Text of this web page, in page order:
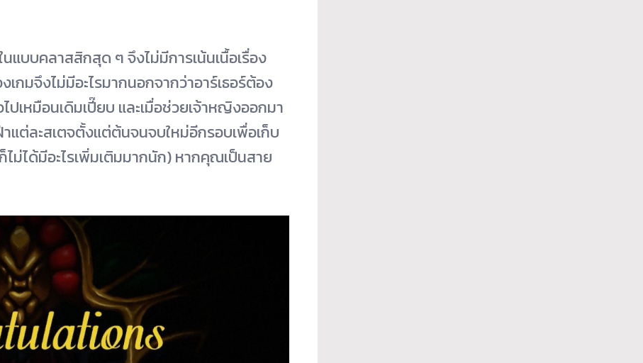
บบคลาสสิกสุด ๆ จึงไม่มีการเน้นเนื้อเรื่อง
กมจึงไม่มีอะไรมากนอกจากว่าอาร์เธอร์ต้อง
เหมือนเดิมเปี๊ยบ และเมื่อช่วยเจ้าหญิงออกมา
แต่ละสเตจตั้งแต่ต้นจนจบใหม่อีกรอบเพื่อเก็บ
ได้มีอะไรเพิ่มเติมมากนัก) หากคุณเป็นสาย